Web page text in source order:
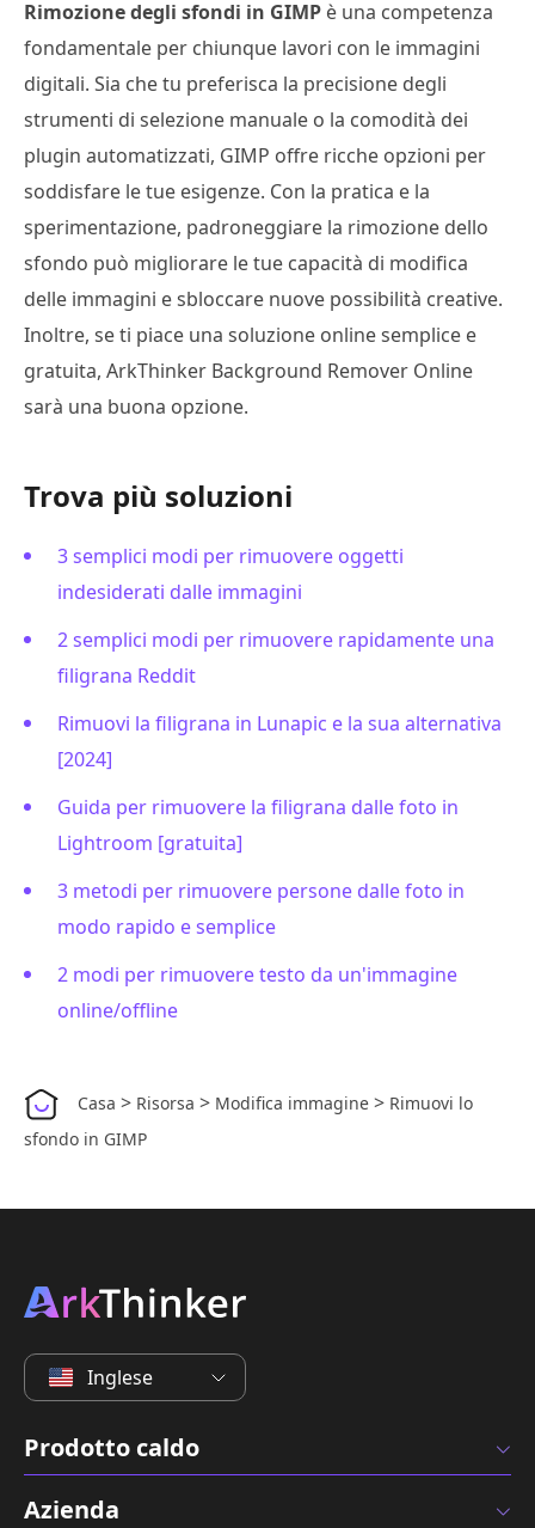
Rimozione degli sfondi in GIMP è una competenza
fondamentale per chiunque lavori con le immagini
digitali. Sia che tu preferisca la precisione degli
strumenti di selezione manuale o la comodità dei
plugin automatizzati, GIMP offre ricche opzioni per
soddisfare le tue esigenze. Con la pratica e la
sperimentazione, padroneggiare la rimozione dello
sfondo può migliorare le tue capacità di modifica
delle immagini e sbloccare nuove possibilità creative.
Inoltre, se ti piace una soluzione online semplice e
gratuita, ArkThinker Background Remover Online
sarà una buona opzione.
Trova più soluzioni
3 semplici modi per rimuovere oggetti
indesiderati dalle immagini
2 semplici modi per rimuovere rapidamente una
filigrana Reddit
Rimuovi la filigrana in Lunapic e la sua alternativa
[2024]
Guida per rimuovere la filigrana dalle foto in
Lightroom [gratuita]
3 metodi per rimuovere persone dalle foto in
modo rapido e semplice
2 modi per rimuovere testo da un'immagine
online/offline
Casa > Risorsa > Modifica immagine > Rimuovi lo
sfondo in GIMP
Inglese
Prodotto caldo
Azienda